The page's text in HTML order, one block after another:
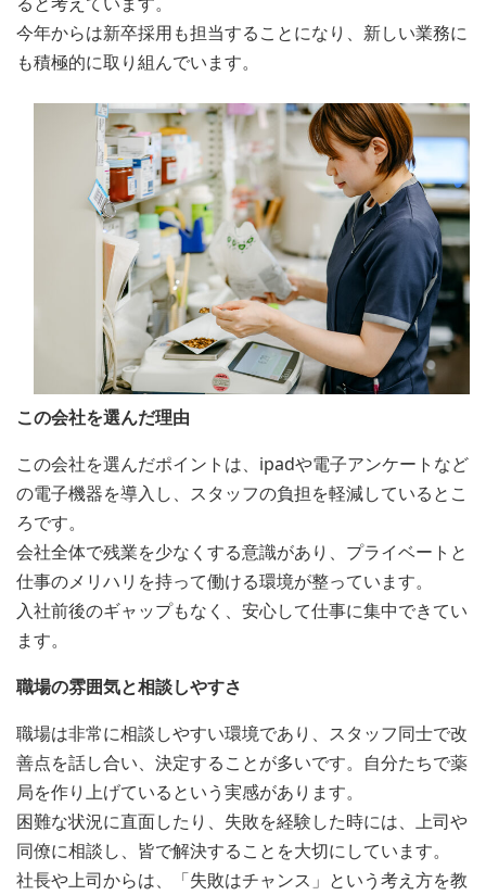
今年からは新卒採用も担当することになり、新しい業務に
も積極的に取り組んでいます。
この会社を選んだ理由
この会社を選んだポイントは、ipadや電子アンケートなど
の電子機器を導入し、スタッフの負担を軽減しているとこ
ろです。
会社全体で残業を少なくする意識があり、プライベートと
仕事のメリハリを持って働ける環境が整っています。
入社前後のギャップもなく、安心して仕事に集中できてい
ます。
職場の雰囲気と相談しやすさ
職場は非常に相談しやすい環境であり、スタッフ同士で改
善点を話し合い、決定することが多いです。自分たちで薬
局を作り上げているという実感があります。
困難な状況に直面したり、失敗を経験した時には、上司や
同僚に相談し、皆で解決することを大切にしています。
社長や上司からは、「失敗はチャンス」という考え方を教